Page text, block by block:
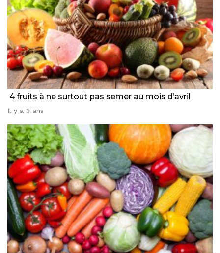
4 fruits à ne surtout pas semer au mois d’avril
Il y a 3 ans